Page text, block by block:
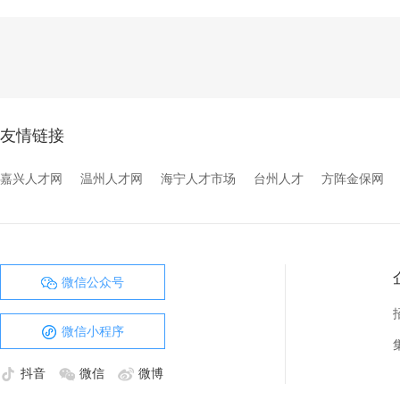
友情链接
嘉兴人才网 温州人才网 海宁人才市场 台州人才 方阵金保网
微信公众号
微信小程序
抖音 微信 微博